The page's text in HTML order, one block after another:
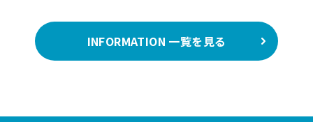
INFORMATION 一覧を見る